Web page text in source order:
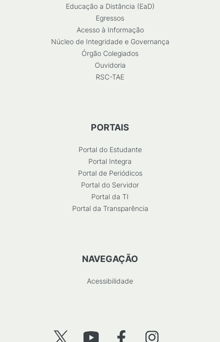
Educação a Distância (EaD)
Egressos
Acesso à Informação
Núcleo de Integridade e Governança
Órgão Colegiados
Ouvidoria
RSC-TAE
PORTAIS
Portal do Estudante
Portal Integra
Portal de Periódicos
Portal do Servidor
Portal da TI
Portal da Transparência
NAVEGAÇÃO
Acessibilidade